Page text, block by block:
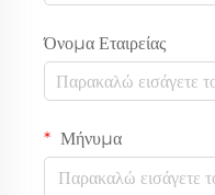
Όνομα Εταιρείας
Μήνυμα